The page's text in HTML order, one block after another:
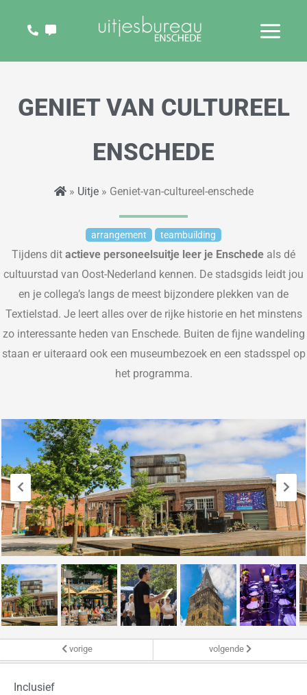
GENIET VAN CULTUREEL
ENSCHEDE
» Uitje» Geniet-van-cultureel-enschede
arrangement teambuilding
Tijdens dit actieve personeelsuitje leer je Enschede als dé
cultuurstad van Oost-Nederland kennen. De stadsgids leidt jou
en je collega’s langs de meest bijzondere plekken van de
Textielstad. Je leert alles over de rijke historie en het minstens
zo interessante heden van Enschede. Buiten defijne wandeling
staan er uiteraard ook een museumbezoek en een stadsspel op
het programma.
vorige volgende
Inclusief